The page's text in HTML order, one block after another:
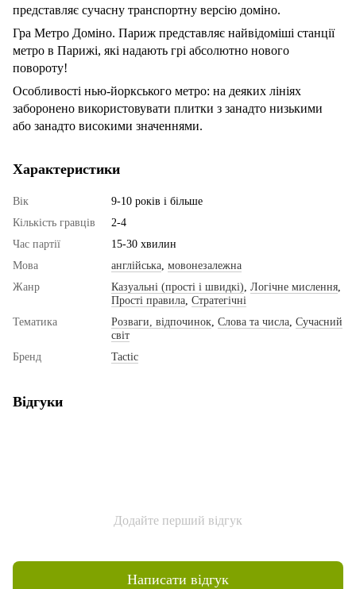
представляє сучасну транспортну версію доміно.
Гра Метро Доміно. Париж представляє найвідоміші станції
метро в Парижі, які надають грі абсолютно нового
повороту!
Особливості нью-йоркського метро: на деяких лініях
заборонено використовувати плитки з занадто низькими
або занадто високими значеннями.
Характеристики
Вік
9-10 років і більше
Кількість гравців
2-4
Час партії
15-30 хвилин
Мова
англійська мовонезалежна
Жанр
Казуальні (прості і швидкі) Логічне мислення
Прості правила Стратегічні
Тематика
Розваги, відпочинок Слова та числа Сучасний
світ
Бренд
Tactic
Відгуки
Додайте перший відгук
Написати відгук